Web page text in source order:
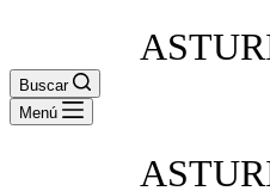
Buscar
Menú